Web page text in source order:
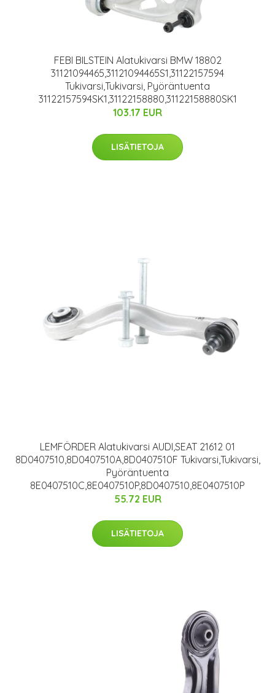
FEBI BILSTEIN Alatukivarsi BMW 18802
31121094465,31121094465S1,31122157594
Tukivarsi,Tukivarsi, Pyöräntuenta
31122157594SK1,31122158880,31122158880SK1
103.17 EUR
LISÄTIETOJA
LEMFÖRDER Alatukivarsi AUDI,SEAT 21612 01
8D0407510,8D0407510A,8D0407510F Tukivarsi,Tukivarsi,
Pyöräntuenta
8E0407510C,8E0407510P,8D0407510,8E0407510P
55.72 EUR
LISÄTIETOJA